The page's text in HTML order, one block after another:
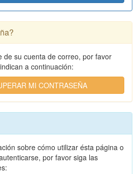
de su cuenta de correo, por favor
a continuación:
MI CONTRASEÑA
sobre cómo utilizar ésta página o
por favor siga las